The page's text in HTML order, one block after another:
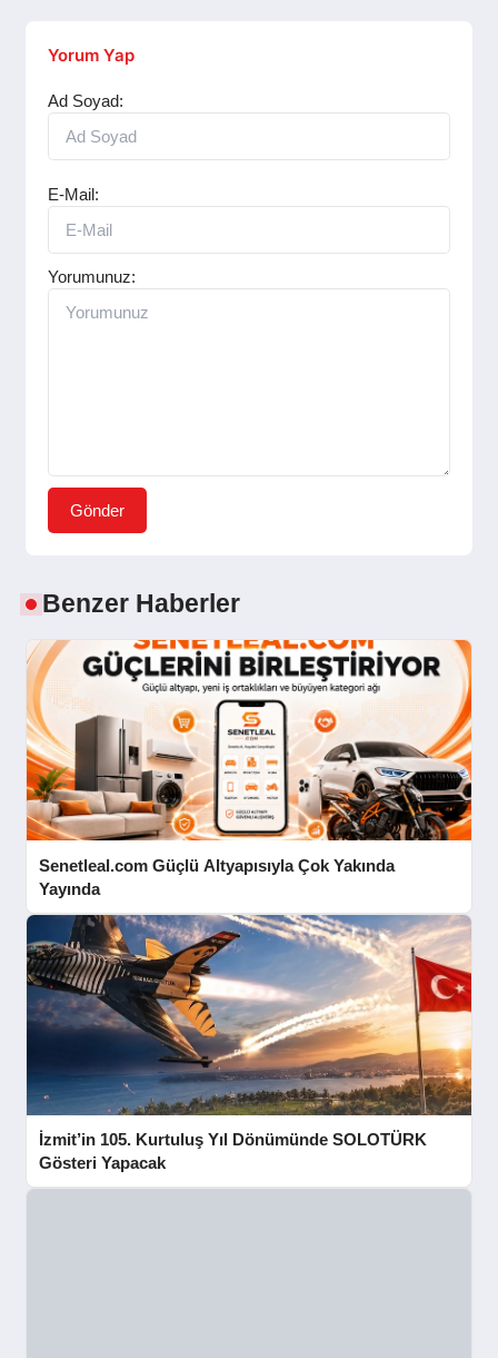
Yorum Yap
Ad Soyad:
E-Mail:
Yorumunuz:
Gönder
Benzer Haberler
Senetleal.com Güçlü Altyapısıyla Çok Yakında
Yayında
İzmit’in 105. Kurtuluş Yıl Dönümünde SOLOTÜRK
Gösteri Yapacak